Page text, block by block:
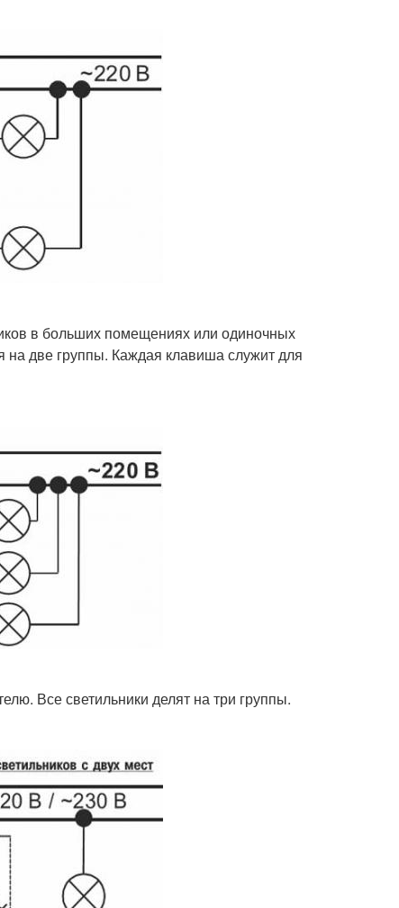
в больших помещениях или одиночных
на две группы. Каждая клавиша служит для
Все светильники делят на три группы.